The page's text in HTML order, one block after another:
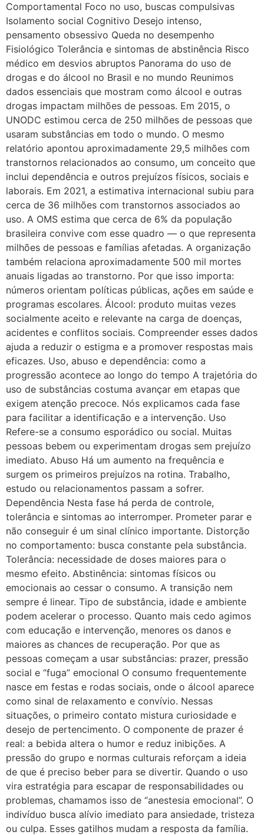
Comportamental Foco no uso, buscas compulsivas
Isolamento social Cognitivo Desejo intenso,
pensamento obsessivo Queda no desempenho
Fisiológico Tolerância e sintomas de abstinência Risco
médico em desvios abruptos Panorama do uso de
drogas e do álcool no Brasil e no mundo Reunimos
dados essenciais que mostram como álcool e outras
drogas impactam milhões de pessoas. Em 2015, o
UNODC estimou cerca de 250 milhões de pessoas que
usaram substâncias em todo o mundo. O mesmo
relatório apontou aproximadamente 29,5 milhões com
transtornos relacionados ao consumo, um conceito que
inclui dependência e outros prejuízos físicos, sociais e
laborais. Em 2021, a estimativa internacional subiu para
cerca de 36 milhões com transtornos associados ao
uso. A OMS estima que cerca de 6% da população
brasileira convive com esse quadro — o que representa
milhões de pessoas e famílias afetadas. A organização
também relaciona aproximadamente 500 mil mortes
anuais ligadas ao transtorno. Por que isso importa:
números orientam políticas públicas, ações em saúde e
programas escolares. Álcool: produto muitas vezes
socialmente aceito e relevante na carga de doenças,
acidentes e conflitos sociais. Compreender esses dados
ajuda a reduzir o estigma e a promover respostas mais
eficazes. Uso, abuso e dependência: como a
progressão acontece ao longo do tempo A trajetória do
uso de substâncias costuma avançar em etapas que
exigem atenção precoce. Nós explicamos cada fase
para facilitar a identificação e a intervenção. Uso
Refere-se a consumo esporádico ou social. Muitas
pessoas bebem ou experimentam drogas sem prejuízo
imediato. Abuso Há um aumento na frequência e
surgem os primeiros prejuízos na rotina. Trabalho,
estudo ou relacionamentos passam a sofrer.
Dependência Nesta fase há perda de controle,
tolerância e sintomas ao interromper. Prometer parar e
não conseguir é um sinal clínico importante. Distorção
no comportamento: busca constante pela substância.
Tolerância: necessidade de doses maiores para o
mesmo efeito. Abstinência: sintomas físicos ou
emocionais ao cessar o consumo. A transição nem
sempre é linear. Tipo de substância, idade e ambiente
podem acelerar o processo. Quanto mais cedo agimos
com educação e intervenção, menores os danos e
maiores as chances de recuperação. Por que as
pessoas começam a usar substâncias: prazer, pressão
social e “fuga” emocional O consumo frequentemente
nasce em festas e rodas sociais, onde o álcool aparece
como sinal de relaxamento e convívio. Nessas
situações, o primeiro contato mistura curiosidade e
desejo de pertencimento. O componente de prazer é
real: a bebida altera o humor e reduz inibições. A
pressão do grupo e normas culturais reforçam a ideia
de que é preciso beber para se divertir. Quando o uso
vira estratégia para escapar de responsabilidades ou
problemas, chamamos isso de “anestesia emocional”. O
indivíduo busca alívio imediato para ansiedade, tristeza
ou culpa. Esses gatilhos mudam a resposta da família.